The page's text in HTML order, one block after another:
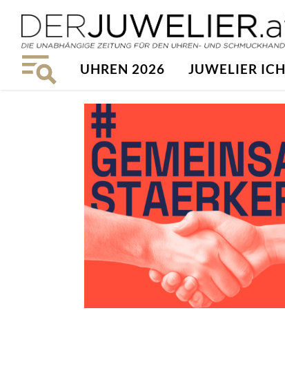
UHREN 2026 JUWELIER ICH